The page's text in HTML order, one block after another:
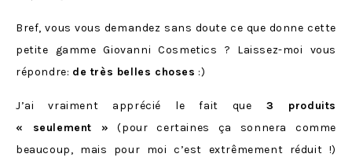
Bref, vous vous demandez sans doute ce que donne cette
petite gamme Giovanni Cosmetics ? Laissez-moi vous
répondre: de très belles choses :)
J’ai vraiment apprécié le fait que 3 produits
« seulement » (pour certaines ça sonnera comme
beaucoup, mais pour moi c’est extrêmement réduit !)